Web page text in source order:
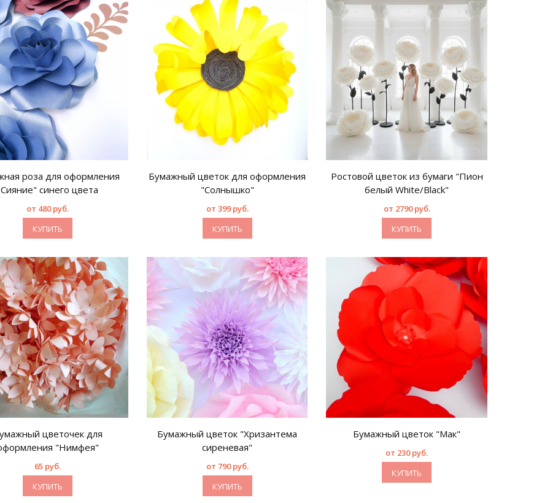
роза для оформления
синего цвета
от 480 руб.
КУПИТЬ
Бумажный цветок для оформления
"Солнышко"
от 399 руб.
КУПИТЬ
Ростовой цветок из бумаги "Пион
белый White/Black"
от 2790 руб.
КУПИТЬ
цветочек для
"Нимфея"
65 руб.
КУПИТЬ
Бумажный цветок "Хризантема
сиреневая"
от 790 руб.
КУПИТЬ
Бумажный цветок "Мак"
от 230 руб.
КУПИТЬ